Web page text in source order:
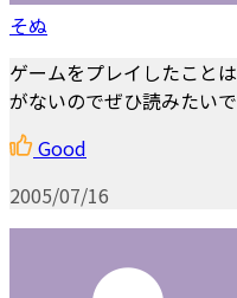
そぬ
ゲームをプレイしたこと
がないのでぜひ読みたいで
Good
2005/07/16